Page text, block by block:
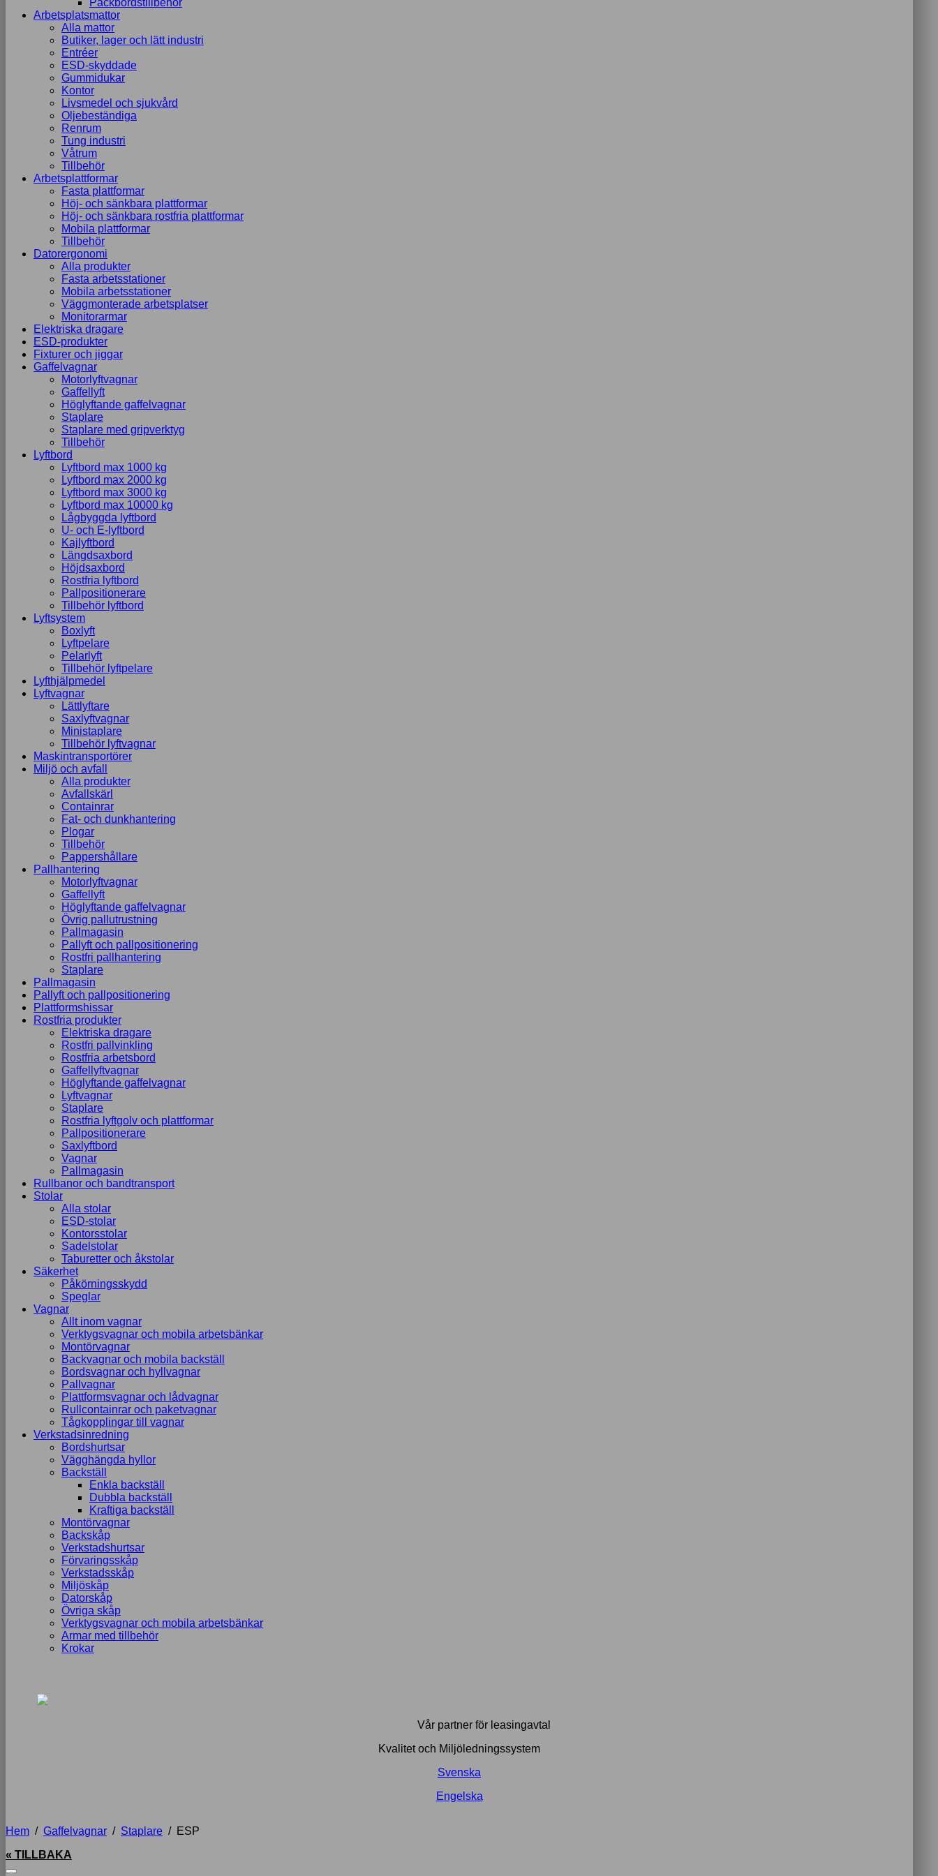
Packbordstillbehör
Arbetsplatsmattor
Alla mattor
Butiker, lager och lätt industri
Entréer
ESD-skyddade
Gummidukar
Kontor
Livsmedel och sjukvård
Oljebeständiga
Renrum
Tung industri
Våtrum
Tillbehör
Arbetsplattformar
Fasta plattformar
Höj- och sänkbara plattformar
Höj- och sänkbara rostfria plattformar
Mobila plattformar
Tillbehör
Datorergonomi
Alla produkter
Fasta arbetsstationer
Mobila arbetsstationer
Väggmonterade arbetsplatser
Monitorarmar
Elektriska dragare
ESD-produkter
Fixturer och jiggar
Gaffelvagnar
Motorlyftvagnar
Gaffellyft
Höglyftande gaffelvagnar
Staplare
Staplare med gripverktyg
Tillbehör
Lyftbord
Lyftbord max 1000 kg
Lyftbord max 2000 kg
Lyftbord max 3000 kg
Lyftbord max 10000 kg
Lågbyggda lyftbord
U- och E-lyftbord
Kajlyftbord
Längdsaxbord
Höjdsaxbord
Rostfria lyftbord
Pallpositionerare
Tillbehör lyftbord
Lyftsystem
Boxlyft
Lyftpelare
Pelarlyft
Tillbehör lyftpelare
Lyfthjälpmedel
Lyftvagnar
Lättlyftare
Saxlyftvagnar
Ministaplare
Tillbehör lyftvagnar
Maskintransportörer
Miljö och avfall
Alla produkter
Avfallskärl
Containrar
Fat- och dunkhantering
Plogar
Tillbehör
Pappershållare
Pallhantering
Motorlyftvagnar
Gaffellyft
Höglyftande gaffelvagnar
Övrig pallutrustning
Pallmagasin
Pallyft och pallpositionering
Rostfri pallhantering
Staplare
Pallmagasin
Pallyft och pallpositionering
Plattformshissar
Rostfria produkter
Elektriska dragare
Rostfri pallvinkling
Rostfria arbetsbord
Gaffellyftvagnar
Höglyftande gaffelvagnar
Lyftvagnar
Staplare
Rostfria lyftgolv och plattformar
Pallpositionerare
Saxlyftbord
Vagnar
Pallmagasin
Rullbanor och bandtransport
Stolar
Alla stolar
ESD-stolar
Kontorsstolar
Sadelstolar
Taburetter och åkstolar
Säkerhet
Påkörningsskydd
Speglar
Vagnar
Allt inom vagnar
Verktygsvagnar och mobila arbetsbänkar
Montörvagnar
Backvagnar och mobila backställ
Bordsvagnar och hyllvagnar
Pallvagnar
Plattformsvagnar och lådvagnar
Rullcontainrar och paketvagnar
Tågkopplingar till vagnar
Verkstadsinredning
Bordshurtsar
Vägghängda hyllor
Backställ
Enkla backställ
Dubbla backställ
Kraftiga backställ
Montörvagnar
Backskåp
Verkstadshurtsar
Förvaringsskåp
Verkstadsskåp
Miljöskåp
Datorskåp
Övriga skåp
Verktygsvagnar och mobila arbetsbänkar
Armar med tillbehör
Krokar
Vår partner för leasingavtal
Kvalitet och Miljöledningssystem
Svenska
Engelska
Hem / Gaffelvagnar / Staplare / ESP
« TILLBAKA